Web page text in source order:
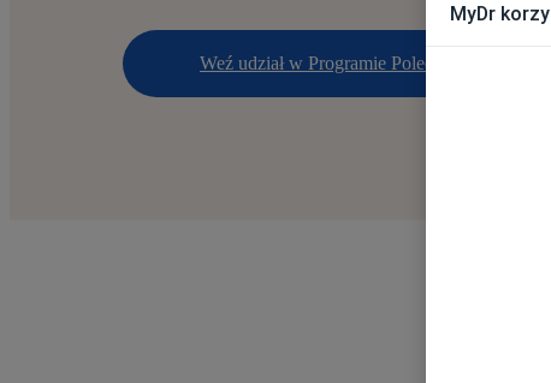
Weź udział w Programie Poleceń
MyDr